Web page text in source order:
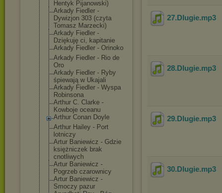
Hentyk Pijanowski)
Arkady Fiedler -
Dywizjon 303 (czyta
Tomasz Marzecki)
Arkady Fiedler -
Dziękuję ci, kapitanie
Arkady Fiedler - Orinoko
Arkady Fiedler - Rio de
Oro
Arkady Fiedler - Ryby
śpiewają w Ukajali
Arkady Fiedler - Wyspa
Robinsona
Arthur C. Clarke -
Kowboje oceanu
Arthur Conan Doyle
Arthur Hailey - Port
lotniczy
Artur Baniewicz - Gdzie
księżniczek brak
cnotliwych
Artur Baniewicz -
Pogrzeb czarownicy
Artur Baniewicz -
Smoczy pazur
27.Dlugie.mp3
28.Dlugie.mp3
29.Dlugie.mp3
30.Dlugie.mp3